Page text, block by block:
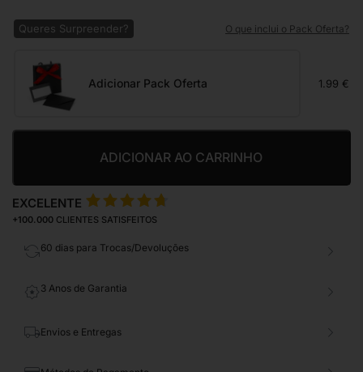
Queres Surpreender? O que inclui o Pack Oferta?
Adicionar Pack Oferta 1.99 €
ADICIONAR AO CARRINHO
EXCELENTE
+100.000 CLIENTES SATISFEITOS
60 dias para Trocas/Devoluções
3 Anos de Garantia
Envios e Entregas